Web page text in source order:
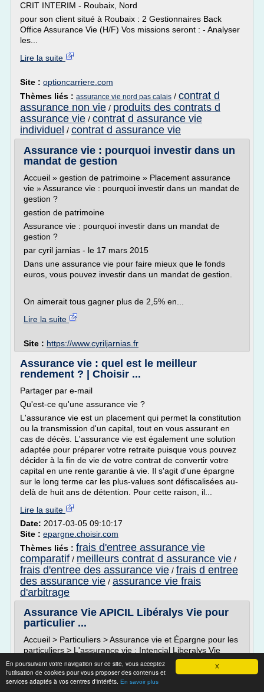
X
En poursuivant votre navigation sur ce site, vous acceptez
l'utilisation de cookies pour vous proposer des contenus et
services adaptés à vos centres d'intérêts. En savoir plus
CRIT INTERIM - Roubaix, Nord
pour son client situé à Roubaix : 2 Gestionnaires Back
Office Assurance Vie (H/F) Vos missions seront : - Analyser
les...
Lire la suite
Site : optioncarriere.com
Thèmes liés : assurance vie nord pas calais / contrat d
assurance non vie / produits des contrats d
assurance vie / contrat d assurance vie
individuel / contrat d assurance vie
Assurance vie : pourquoi investir dans un
mandat de gestion
Accueil » gestion de patrimoine » Placement assurance
vie » Assurance vie : pourquoi investir dans un mandat de
gestion ?
gestion de patrimoine
Assurance vie : pourquoi investir dans un mandat de
gestion ?
par cyril jarnias - le 17 mars 2015
Dans une assurance vie pour faire mieux que le fonds
euros, vous pouvez investir dans un mandat de gestion.
On aimerait tous gagner plus de 2,5% en...
Lire la suite
Site : https://www.cyriljarnias.fr
Assurance vie : quel est le meilleur
rendement ? | Choisir ...
Partager par e-mail
Qu'est-ce qu'une assurance vie ?
L'assurance vie est un placement qui permet la constitution
ou la transmission d'un capital, tout en vous assurant en
cas de décès. L'assurance vie est également une solution
adaptée pour préparer votre retraite puisque vous pouvez
décider à la fin de vie de votre contrat de convertir votre
capital en une rente garantie à vie. Il s'agit d'une épargne
sur le long terme car les plus-values sont défiscalisées au-
delà de huit ans de détention. Pour cette raison, il...
Lire la suite
Date: 2017-03-05 09:10:17
Site : epargne.choisir.com
Thèmes liés : frais d'entree assurance vie
comparatif / meilleurs contrat d assurance vie /
frais d'entree des assurance vie / frais d entree
des assurance vie / assurance vie frais
d'arbitrage
Assurance Vie APICIL Libéralys Vie pour
particulier ...
Accueil > Particuliers > Assurance vie et Épargne pour les
particuliers > L'assurance vie : Intencial Liberalys Vie
L'assurance vie : Intencial Liberalys Vie
La Mutuelle Intégrance a choisi Intencial Liberalys Vie, un
contrat individuel d'assurance sur la vie multi-supports